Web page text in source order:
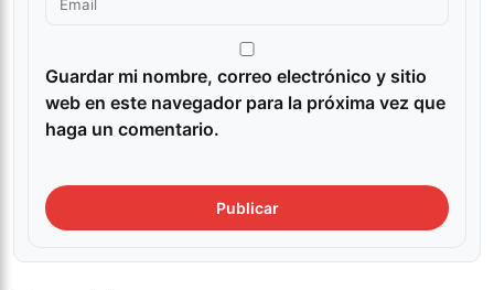
Guardar mi nombre, correo electrónico y sitio
web en este navegador para la próxima vez que
haga un comentario.